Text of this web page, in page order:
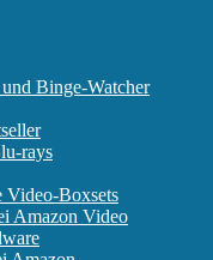
Binge-Watcher
rays
Video-Boxsets
Amazon Video